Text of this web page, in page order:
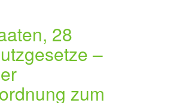
28
–
zum